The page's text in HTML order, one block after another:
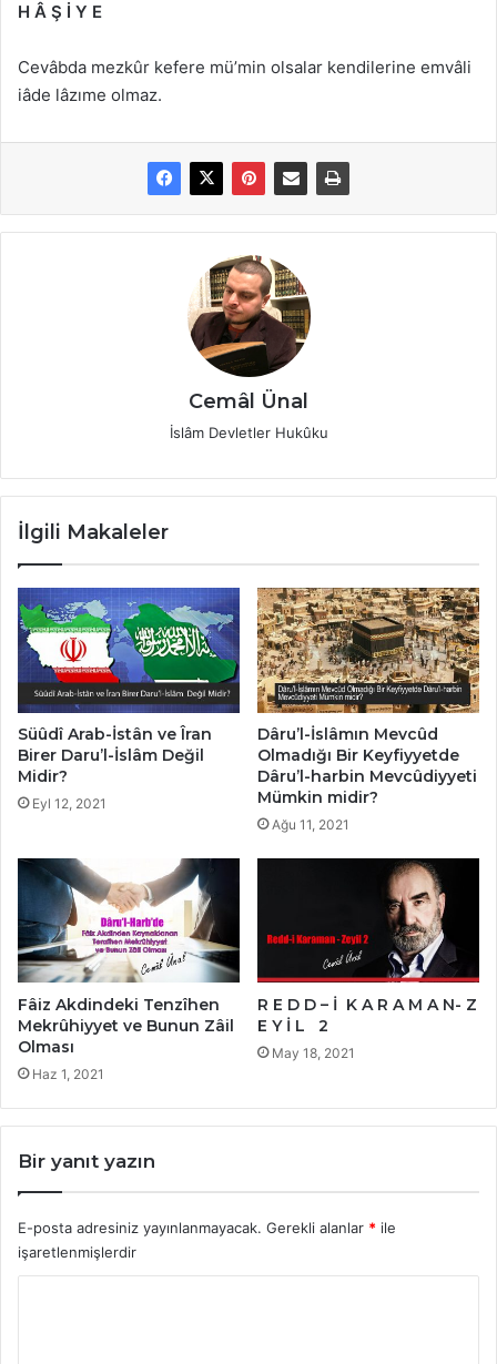
H Â Ş İ Y E
Cevâbda mezkûr kefere mü’min olsalar kendilerine emvâli
iâde lâzıme olmaz.
Cemâl Ünal
İslâm Devletler Hukûku
İlgili Makaleler
Süûdî Arab-İstân ve Îran
Birer Daru’l-İslâm Değil
Midir?
Eyl 12, 2021
Dâru’l-İslâmın Mevcûd
Olmadığı Bir Keyfiyyetde
Dâru’l-harbin Mevcûdiyyeti
Mümkin midir?
Ağu 11, 2021
Fâiz Akdindeki Tenzîhen
Mekrûhiyyet ve Bunun Zâil
Olması
Haz 1, 2021
R E D D – İ K A R A M A N- Z
E Y İ L 2
May 18, 2021
Bir yanıt yazın
E-posta adresiniz yayınlanmayacak. Gerekli alanlar * ile
işaretlenmişlerdir